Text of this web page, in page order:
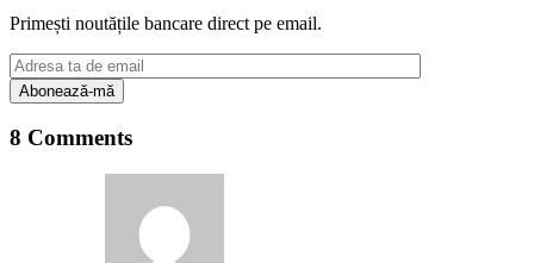
Primești noutățile bancare direct pe email.
8 Comments